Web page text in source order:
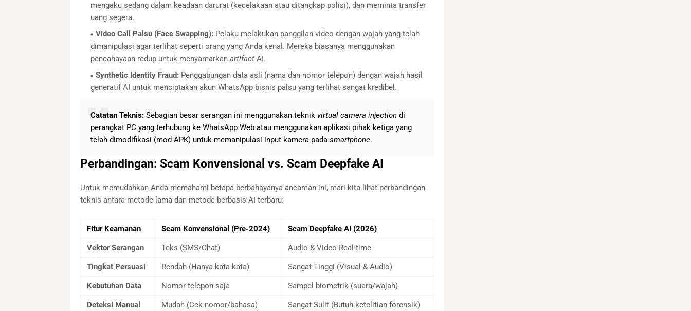
mengaku sedang dalam keadaan darurat (kecelakaan atau ditangkap polisi), dan meminta transfer
uang segera.
Video Call Palsu (Face Swapping):Pelaku melakukan panggilan video dengan wajah yang telah
dimanipulasi agar terlihat seperti orang yang Anda kenal. Mereka biasanya menggunakan
pencahayaan redup untuk menyamarkan artifactAI.
Synthetic Identity Fraud:Penggabungan data asli (nama dan nomor telepon) dengan wajah hasil
generatif AI untuk menciptakan akun WhatsApp bisnis palsu yang terlihat sangat kredibel.
Catatan Teknis:Sebagian besar serangan ini menggunakan teknik virtual camera injectiondi
perangkat PC yang terhubung ke WhatsApp Web atau menggunakan aplikasi pihak ketiga yang
telah dimodifikasi (mod APK) untuk memanipulasi input kamera pada smartphone.
Perbandingan: Scam Konvensional vs. Scam Deepfake AI
Untuk memudahkan Anda memahami betapa berbahayanya ancaman ini, mari kita lihat perbandingan
teknis antara metode lama dan metode berbasis AI terbaru:
Fitur Keamanan Scam Konvensional (Pre-2024) Scam Deepfake AI (2026)
Vektor Serangan Teks (SMS/Chat) Audio & Video Real-time
Tingkat Persuasi Rendah (Hanya kata-kata) Sangat Tinggi (Visual & Audio)
Kebutuhan Data Nomor telepon saja Sampel biometrik (suara/wajah)
Deteksi Manual Mudah (Cek nomor/bahasa) Sangat Sulit (Butuh ketelitian forensik)